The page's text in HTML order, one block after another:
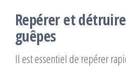
Repérer et
guêpes
Il est essentiel de repérer